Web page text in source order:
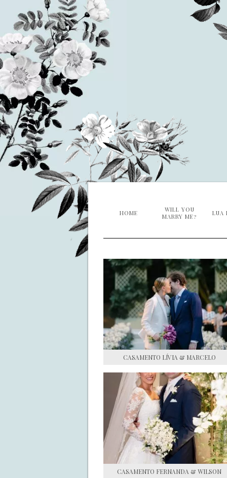
HOME
WILL YOU
MARRY ME?
LUA
CASAMENTO LÍVIA & MARCELO
CASAMENTO FERNANDA & WILSON